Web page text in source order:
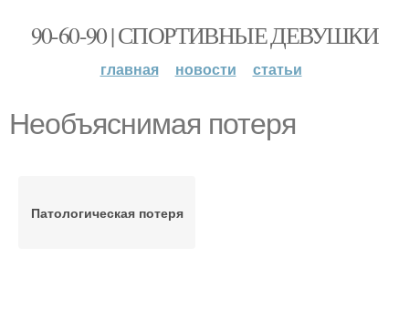
90-60-90 | СПОРТИВНЫЕ ДЕВУШКИ
главная новости статьи
Необъяснимая потеря
Патологическая потеря